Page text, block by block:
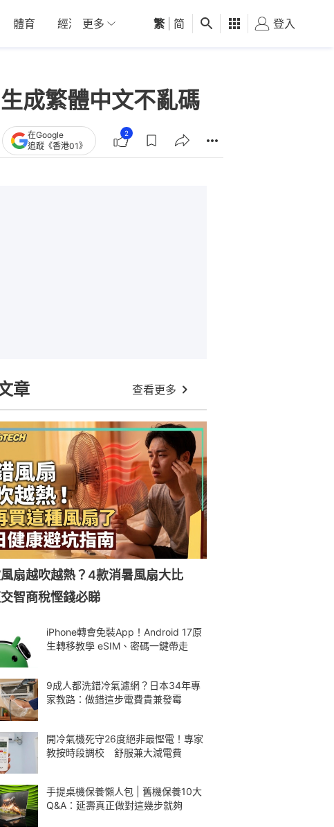
體育 經濟 01深圳 觀點 健康 好食玩飛
更多 繁 简 登入
成繁體中文不亂碼
在Google
追蹤《香港01》
2
章 查看更多
扇越吹越熱？4款消暑風扇大比
智商稅慳錢必睇
iPhone轉會免裝App！Android 17原
生轉移教學 eSIM、密碼一鍵帶走
9成人都洗錯冷氣濾網？日本34年專
家教路：做錯這步電費貴兼發霉
開冷氣機死守26度絕非最慳電！專家
教按時段調校 舒服兼大減電費
手提桌機保養懶人包 | 舊機保養10大
Q&A：延壽真正做對這幾步就夠